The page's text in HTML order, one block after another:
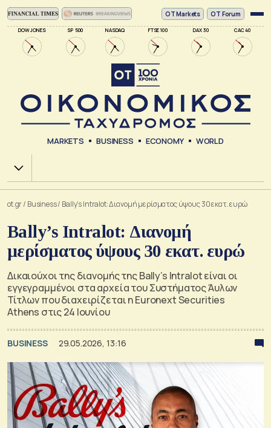
DOW JONES SP 500 NASDAQ FTSE 100 DAX 30 CAC 40
ΟΤ Markets OT Forum
MARKETS BUSINESS ECONOMY WORLD
Χ.Α.
ot.gr/ Business/ Bally’s Intralot: Διανομή μερίσματος ύψους 30 εκατ. ευρώ
Bally’s Intralot: Διανομή
μερίσματος ύψους 30 εκατ. ευρώ
Δικαιούχοι της διανομής της Bally’s Intralot είναι οι
εγγεγραμμένοι στα αρχεία του Συστήματος Άυλων
Τίτλων που διαχειρίζεται η Euronext Securities
Athens στις 24 Ιουνίου
BUSINESS 29.05.2026, 13:16